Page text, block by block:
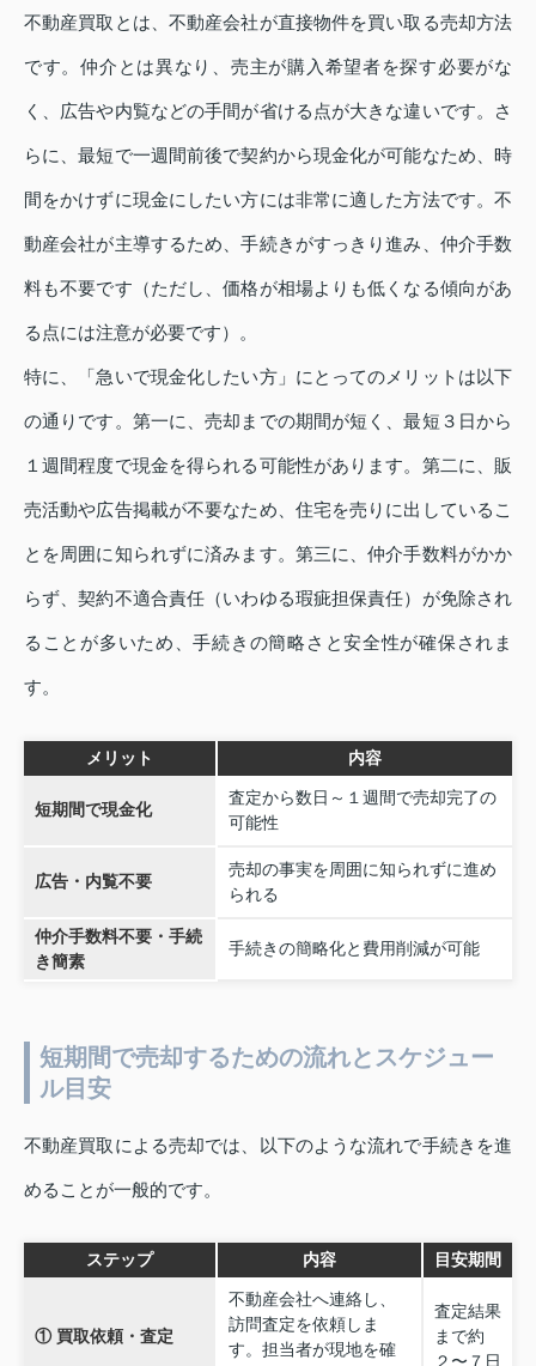
不動産買取とは、不動産会社が直接物件を買い取る売却方法
です。仲介とは異なり、売主が購入希望者を探す必要がな
く、広告や内覧などの手間が省ける点が大きな違いです。さ
らに、最短で一週間前後で契約から現金化が可能なため、時
間をかけずに現金にしたい方には非常に適した方法です。不
動産会社が主導するため、手続きがすっきり進み、仲介手数
料も不要です（ただし、価格が相場よりも低くなる傾向があ
る点には注意が必要です）。
特に、「急いで現金化したい方」にとってのメリットは以下
の通りです。第一に、売却までの期間が短く、最短３日から
１週間程度で現金を得られる可能性があります。第二に、販
売活動や広告掲載が不要なため、住宅を売りに出しているこ
とを周囲に知られずに済みます。第三に、仲介手数料がかか
らず、契約不適合責任（いわゆる瑕疵担保責任）が免除され
ることが多いため、手続きの簡略さと安全性が確保されま
す。
メリット 内容
短期間で現金化
査定から数日～１週間で売却完了の
可能性
広告・内覧不要
売却の事実を周囲に知られずに進め
られる
仲介手数料不要・手続
き簡素
手続きの簡略化と費用削減が可能
短期間で売却するための流れとスケジュー
ル目安
不動産買取による売却では、以下のような流れで手続きを進
めることが一般的です。
ステップ 内容 目安期間
① 買取依頼・査定
不動産会社へ連絡し、
訪問査定を依頼しま
す。担当者が現地を確
査定結果
まで約
２〜７日